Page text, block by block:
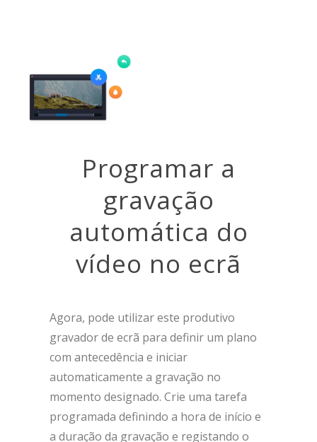
Programar a
gravação
automática do
vídeo no ecrã
Agora, pode utilizar este produtivo
gravador de ecrã para definir um plano
com antecedência e iniciar
automaticamente a gravação no
momento designado. Crie uma tarefa
programada definindo a hora de início e
a duração da gravação e registando o